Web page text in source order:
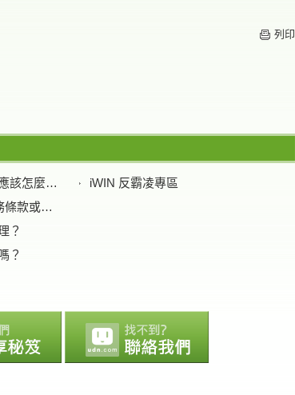
列印
使用操作及功能上有疑惑，應該怎麼辦？
如何檢舉違反udn部落格服務條款或發言守則？
？
？
iWIN 反霸凌專區